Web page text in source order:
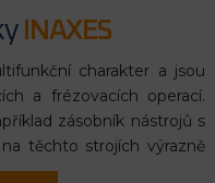
INAXES
charakter a jsou
a frézovacích operací.
zásobník nástrojů s
těchto strojích výrazně
výhodou frézek je